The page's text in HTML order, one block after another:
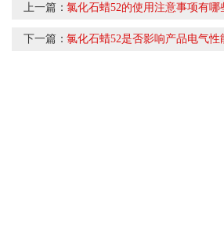
上一篇：氯化石蜡52的使用注意事项有哪
下一篇：氯化石蜡52是否影响产品电气性